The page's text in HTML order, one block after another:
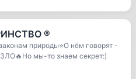
®
природы⭐️О нём говорят -
мы-то знаем секрет:)